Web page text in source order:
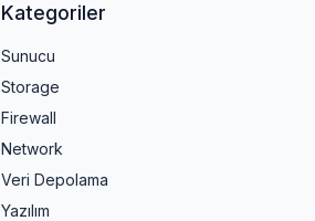
Kategoriler
Sunucu
Storage
Firewall
Network
Veri Depolama
Yazılım